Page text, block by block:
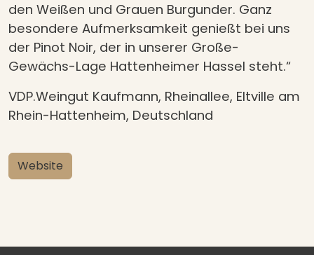
den Weißen und Grauen Burgunder. Ganz
besondere Aufmerksamkeit genießt bei uns
der Pinot Noir, der in unserer Große-
Gewächs-Lage Hattenheimer Hassel steht.“
VDP.Weingut Kaufmann, Rheinallee, Eltville am
Rhein-Hattenheim, Deutschland
Website